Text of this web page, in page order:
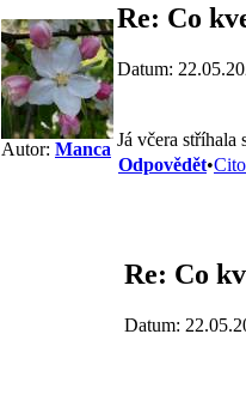
Autor: Manca
Re: Co
Datum:
Já včera stříhala
Odpovědět•
Re: Co
Datum: